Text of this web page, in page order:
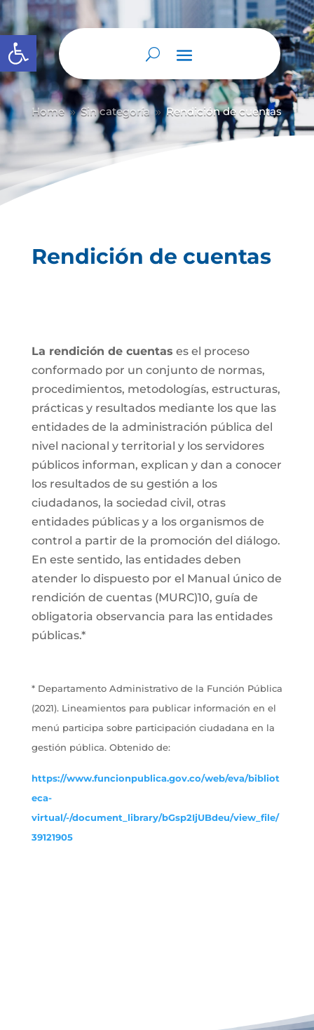
Abrir barra de herramientas
Home 9 Sin categoría 9 Rendición de cuentas
Rendición de cuentas
La rendición de cuentas es el proceso
conformado por un conjunto de normas,
procedimientos, metodologías, estructuras,
prácticas y resultados mediante los que las
entidades de la administración pública del
nivel nacional y territorial y los servidores
públicos informan, explican y dan a conocer
los resultados de su gestión a los
ciudadanos, la sociedad civil, otras
entidades públicas y a los organismos de
control a partir de la promoción del diálogo.
En este sentido, las entidades deben
atender lo dispuesto por el Manual único de
rendición de cuentas (MURC)10, guía de
obligatoria observancia para las entidades
públicas.*
* Departamento Administrativo de la Función Pública
(2021). Lineamientos para publicar información en el
menú participa sobre participación ciudadana en la
gestión pública. Obtenido de:
https://www.funcionpublica.gov.co/web/eva/bibliot
eca-
virtual/-/document_library/bGsp2IjUBdeu/view_file/
39121905